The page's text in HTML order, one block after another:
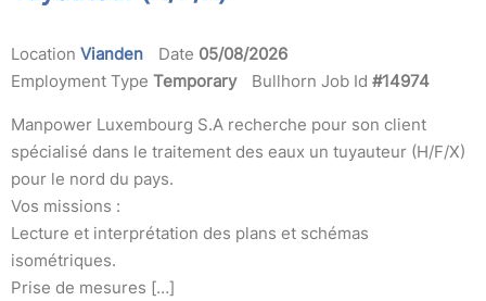
Location Vianden Date 05/08/2026
Employment Type Temporary Bullhorn Job Id #14974
Manpower Luxembourg S.A recherche pour son client
spécialisé dans le traitement des eaux un tuyauteur (H/F/X)
pour le nord du pays.
Vos missions :
Lecture et interprétation des plans et schémas
isométriques.
Prise de mesures […]